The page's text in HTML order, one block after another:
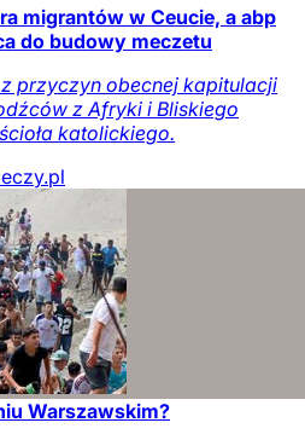
migrantów w Ceucie, a abp
do budowy meczetu
przyczyn obecnej kapitulacji
z Afryki i Bliskiego
katolickiego.
Warszawskim?